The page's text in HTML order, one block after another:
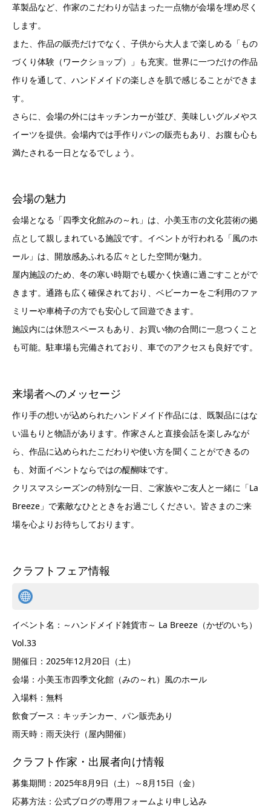
革製品など、作家のこだわりが詰まった一点物が会場を埋め尽く
します。
また、作品の販売だけでなく、子供から大人まで楽しめる「もの
づくり体験（ワークショップ）」も充実。世界に一つだけの作品
作りを通して、ハンドメイドの楽しさを肌で感じることができま
す。
さらに、会場の外にはキッチンカーが並び、美味しいグルメやス
イーツを提供。会場内では手作りパンの販売もあり、お腹も心も
満たされる一日となるでしょう。
会場の魅力
会場となる「四季文化館みの～れ」は、小美玉市の文化芸術の拠
点として親しまれている施設です。イベントが行われる「風のホ
ール」は、開放感あふれる広々とした空間が魅力。
屋内施設のため、冬の寒い時期でも暖かく快適に過ごすことがで
きます。通路も広く確保されており、ベビーカーをご利用のファ
ミリーや車椅子の方でも安心して回遊できます。
施設内には休憩スペースもあり、お買い物の合間に一息つくこと
も可能。駐車場も完備されており、車でのアクセスも良好です。
来場者へのメッセージ
作り手の想いが込められたハンドメイド作品には、既製品にはな
い温もりと物語があります。作家さんと直接会話を楽しみなが
ら、作品に込められたこだわりや使い方を聞くことができるの
も、対面イベントならではの醍醐味です。
クリスマスシーズンの特別な一日、ご家族やご友人と一緒に「La
Breeze」で素敵なひとときをお過ごしください。皆さまのご来
場を心よりお待ちしております。
クラフトフェア情報
イベント名：～ハンドメイド雑貨市～ La Breeze（かぜのいち）
Vol.33
開催日：2025年12月20日（土）
会場：小美玉市四季文化館（みの～れ）風のホール
入場料：無料
飲食ブース：キッチンカー、パン販売あり
雨天時：雨天決行（屋内開催）
クラフト作家・出展者向け情報
募集期間：2025年8月9日（土）～8月15日（金）
応募方法：公式ブログの専用フォームより申し込み